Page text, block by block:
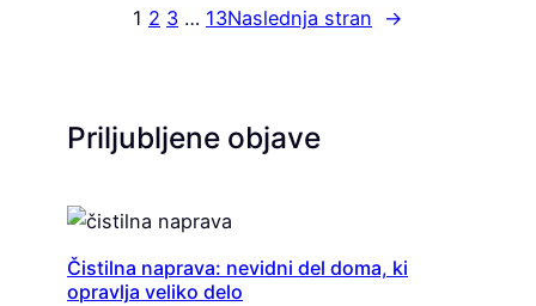
1 2 3 … 13Naslednja stran →
Priljubljene objave
Čistilna naprava: nevidni del doma, ki
opravlja veliko delo